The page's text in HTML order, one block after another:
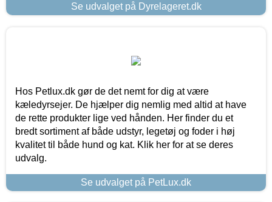
Se udvalget på Dyrelageret.dk
Hos Petlux.dk gør de det nemt for dig at være
kæledyrsejer. De hjælper dig nemlig med altid at have
de rette produkter lige ved hånden. Her finder du et
bredt sortiment af både udstyr, legetøj og foder i høj
kvalitet til både hund og kat. Klik her for at se deres
udvalg.
Se udvalget på PetLux.dk